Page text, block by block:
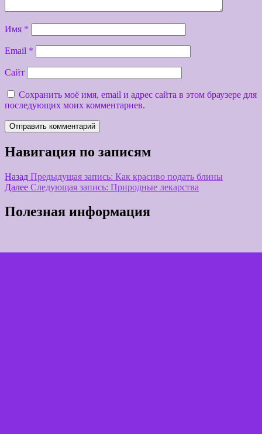
Имя *
Email *
Сайт
Сохранить моё имя, email и адрес сайта в этом браузере для
последующих моих комментариев.
Навигация по записям
Назад Предыдущая запись: Как красиво подать блины
Далее Следующая запись: Природные лекарства
Полезная информация